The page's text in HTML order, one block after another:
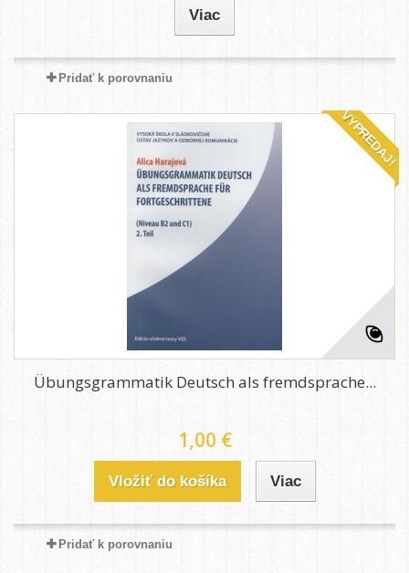
Viac
Pridať k porovnaniu
VÝPREDAJ!
Übungsgrammatik Deutsch als fremdsprache...
1,00 €
Vložiť do košíka Viac
Pridať k porovnaniu